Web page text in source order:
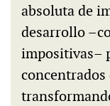
absoluta de
desarrollo
impositivas–
concentrados